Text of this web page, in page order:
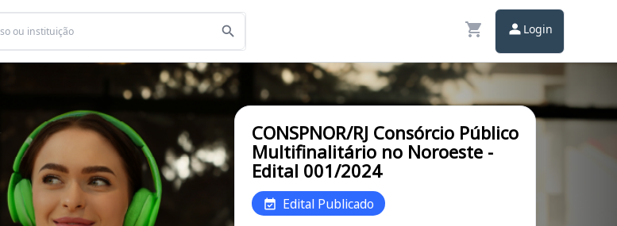
Login
CONSPNOR/RJ Consórcio Público
Multifinalitário no Noroeste -
Edital 001/2024
Edital Publicado